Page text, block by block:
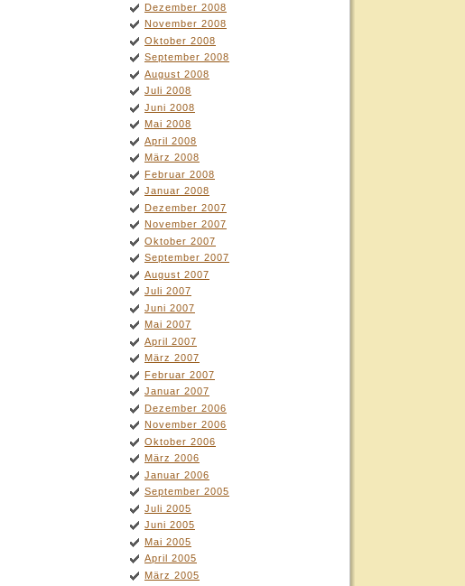
Dezember 2008
November 2008
Oktober 2008
September 2008
August 2008
Juli 2008
Juni 2008
Mai 2008
April 2008
März 2008
Februar 2008
Januar 2008
Dezember 2007
November 2007
Oktober 2007
September 2007
August 2007
Juli 2007
Juni 2007
Mai 2007
April 2007
März 2007
Februar 2007
Januar 2007
Dezember 2006
November 2006
Oktober 2006
März 2006
Januar 2006
September 2005
Juli 2005
Juni 2005
Mai 2005
April 2005
März 2005